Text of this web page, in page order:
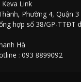
Link
Phường 4, Quận 3
hợp số 38/GP-TTĐT
Hà
: 093 8899092